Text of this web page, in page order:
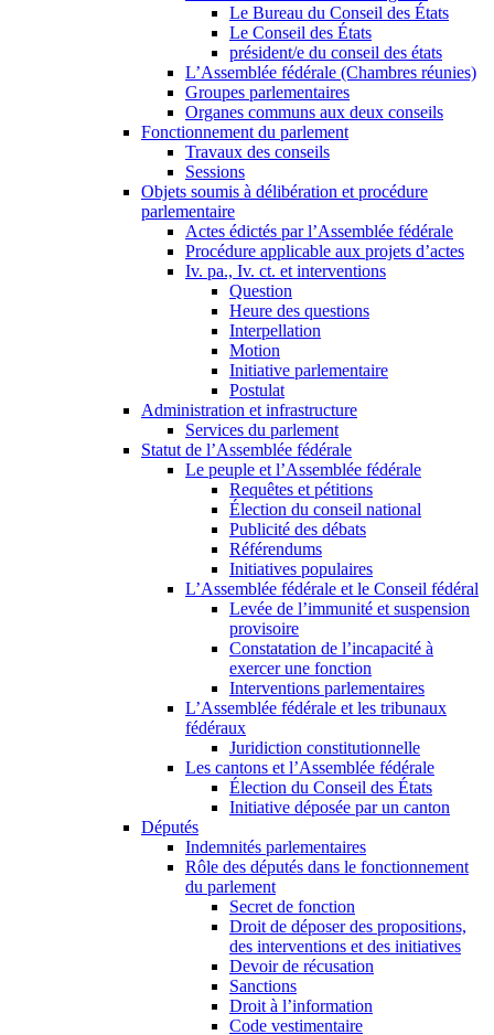
Le Bureau du Conseil des États
Le Conseil des États
président/e du conseil des états
L’Assemblée fédérale (Chambres réunies)
Groupes parlementaires
Organes communs aux deux conseils
Fonctionnement du parlement
Travaux des conseils
Sessions
Objets soumis à délibération et procédure
parlementaire
Actes édictés par l’Assemblée fédérale
Procédure applicable aux projets d’actes
Iv. pa., Iv. ct. et interventions
Question
Heure des questions
Interpellation
Motion
Initiative parlementaire
Postulat
Administration et infrastructure
Services du parlement
Statut de l’Assemblée fédérale
Le peuple et l’Assemblée fédérale
Requêtes et pétitions
Élection du conseil national
Publicité des débats
Référendums
Initiatives populaires
L’Assemblée fédérale et le Conseil fédéral
Levée de l’immunité et suspension
provisoire
Constatation de l’incapacité à
exercer une fonction
Interventions parlementaires
L’Assemblée fédérale et les tribunaux
fédéraux
Juridiction constitutionnelle
Les cantons et l’Assemblée fédérale
Élection du Conseil des États
Initiative déposée par un canton
Députés
Indemnités parlementaires
Rôle des députés dans le fonctionnement
du parlement
Secret de fonction
Droit de déposer des propositions,
des interventions et des initiatives
Devoir de récusation
Sanctions
Droit à l’information
Code vestimentaire